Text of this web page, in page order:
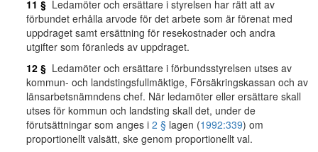
11 § Ledamöter och ersättare i styrelsen har rätt att av
förbundet erhålla arvode för det arbete som är förenat med
uppdraget samt ersättning för resekostnader och andra
utgifter som föranleds av uppdraget.
12 § Ledamöter och ersättare i förbundsstyrelsen utses av
kommun- och landstingsfullmäktige, Försäkringskassan och av
länsarbetsnämndens chef. När ledamöter eller ersättare skall
utses för kommun och landsting skall det, under de
förutsättningar som anges i 2 § lagen (1992:339) om
proportionellt valsätt, ske genom proportionellt val.